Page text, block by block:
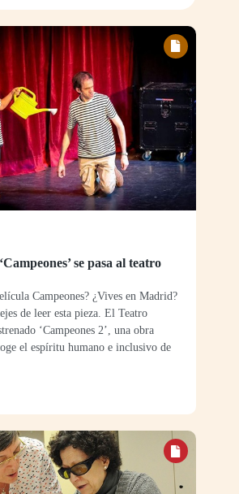
se pasa al teatro
Campeones? ¿Vives en Madrid?
de leer esta pieza. El Teatro
‘Campeones 2’, una obra
el espíritu humano e inclusivo de